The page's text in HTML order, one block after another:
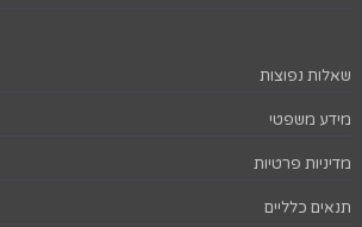
שאלות נפוצות
מידע משפטי
מדיניות פרטיות
תנאים כלליים